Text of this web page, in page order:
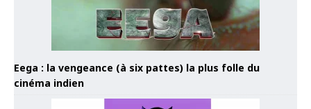
Eega : la vengeance (à six pattes) la plus folle du
cinéma indien